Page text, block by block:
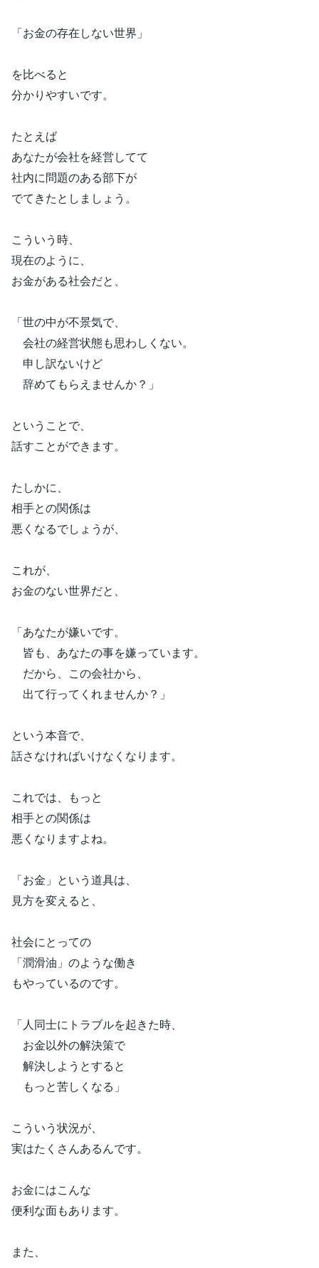
「お金の存在しない世界」
を比べると
分かりやすいです。
たとえば
あなたが会社を経営してて
社内に問題のある部下が
でてきたとしましょう。
こういう時、
現在のように、
お金がある社会だと、
「世の中が不景気で、
会社の経営状態も思わしくない。
申し訳ないけど
辞めてもらえませんか？」
ということで、
話すことができます。
たしかに、
相手との関係は
悪くなるでしょうが、
これが、
お金のない世界だと、
「あなたが嫌いです。
皆も、あなたの事を嫌っています。
だから、この会社から、
出て行ってくれませんか？」
という本音で、
話さなければいけなくなります。
これでは、もっと
相手との関係は
悪くなりますよね。
「お金」という道具は、
見方を変えると、
社会にとっての
「潤滑油」のような働き
もやっているのです。
「人同士にトラブルを起きた時、
お金以外の解決策で
解決しようとすると
もっと苦しくなる」
こういう状況が、
実はたくさんあるんです。
お金にはこんな
便利な面もあります。
また、